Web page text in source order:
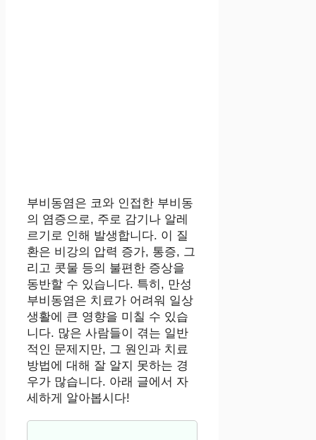
부비동염은 코와 인접한 부비동
의 염증으로, 주로 감기나 알레
르기로 인해 발생합니다. 이 질
환은 비강의 압력 증가, 통증, 그
리고 콧물 등의 불편한 증상을
동반할 수 있습니다. 특히, 만성
부비동염은 치료가 어려워 일상
생활에 큰 영향을 미칠 수 있습
니다. 많은 사람들이 겪는 일반
적인 문제지만, 그 원인과 치료
방법에 대해 잘 알지 못하는 경
우가 많습니다. 아래 글에서 자
세하게 알아봅시다!